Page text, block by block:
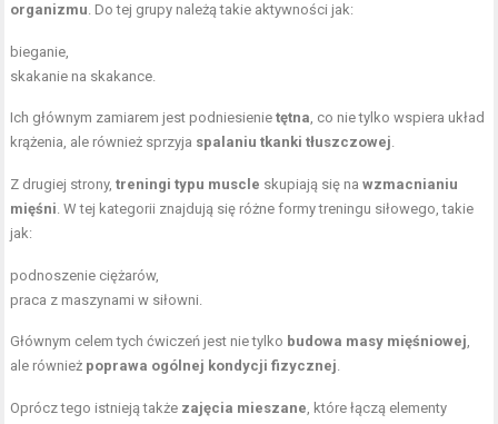
organizmu. Do tej grupy należą takie aktywności jak:
bieganie,
skakanie na skakance.
Ich głównym zamiarem jest podniesienietętna, co nie tylko wspiera układ
krążenia, ale również sprzyja spalaniu tkanki tłuszczowej.
Z drugiej strony,treningi typu muscle skupiają się nawzmacnianiu
mięśni. W tej kategorii znajdują się różne formy treningu siłowego, takie
jak:
podnoszenie ciężarów,
praca z maszynami w siłowni.
Głównym celem tych ćwiczeń jest nie tylko budowa masy mięśniowej,
ale również poprawa ogólnej kondycji fizycznej.
Oprócz tego istnieją także zajęcia mieszane, które łączą elementy